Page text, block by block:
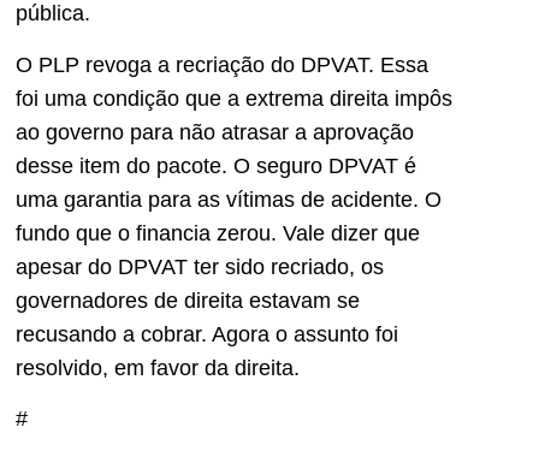
pública.
O PLP revoga a recriação do DPVAT. Essa
foi uma condição que a extrema direita impôs
ao governo para não atrasar a aprovação
desse item do pacote. O seguro DPVAT é
uma garantia para as vítimas de acidente. O
fundo que o financia zerou. Vale dizer que
apesar do DPVAT ter sido recriado, os
governadores de direita estavam se
recusando a cobrar. Agora o assunto foi
resolvido, em favor da direita.
#